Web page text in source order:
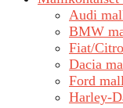
Audi
BMW
Fiat/
Dacia
Ford
Harley-